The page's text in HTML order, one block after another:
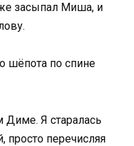
засыпал Миша, и
шёпота по спине
Диме. Я старалась
просто перечисляя